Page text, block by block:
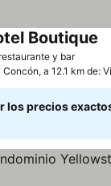
y bar
Boutique
Concón, a 12.1 km de:
los precios